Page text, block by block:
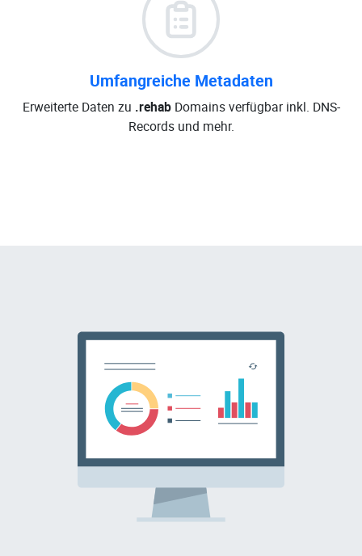
Umfangreiche Metadaten
Erweiterte Daten zu .rehabDomains verfügbar inkl. DNS-
Records und mehr.